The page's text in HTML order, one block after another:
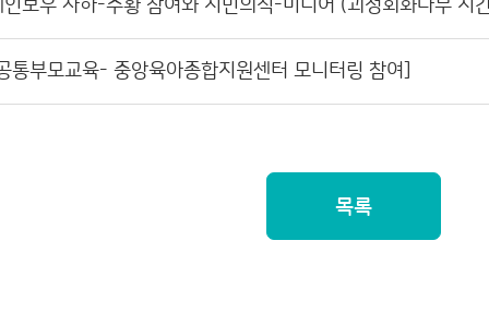
인보우 사하-주황 참여와 시민의식-미디어 (괴정회화나무 시
통부모교육- 중앙육아종합지원센터 모니터링 참여]
목록